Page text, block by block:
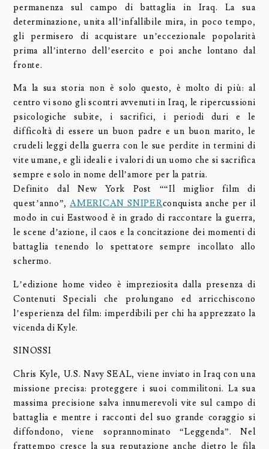
permanenza sul campo di battaglia in Iraq. La sua
determinazione, unita all’infallibile mira, in poco tempo,
gli permisero di acquistare un’eccezionale popolarità
prima all’interno dell’esercito e poi anche lontano dal
fronte.
Ma la sua storia non è solo questo, è molto di più: al
centro vi sono gli scontri avvenuti in Iraq, le ripercussioni
psicologiche subite, i sacrifici, i periodi duri e le
difficoltà di essere un buon padre e un buon marito, le
crudeli leggi della guerra con le sue perdite in termini di
vite umane, e gli ideali e i valori di un uomo che si sacrifica
sempre e solo in nome dell’amore per la patria.
Definito dal New York Post ““Il miglior film di
quest’anno”,AMERICAN SNIPERconquista anche per il
modo in cui Eastwood è in grado di raccontare la guerra,
le scene d’azione, il caos e la concitazione dei momenti di
battaglia tenendo lo spettatore sempre incollato allo
schermo.
L’edizione home video è impreziosita dalla presenza di
Contenuti Speciali che prolungano ed arricchiscono
l’esperienza del film: imperdibili per chi ha apprezzato la
vicenda di Kyle.
SINOSSI
Chris Kyle, U.S. Navy SEAL, viene inviato in Iraq con una
missione precisa: proteggere i suoi commilitoni. La sua
massima precisione salva innumerevoli vite sul campo di
battaglia e mentre i racconti del suo grande coraggio si
diffondono, viene soprannominato “Leggenda”. Nel
frattempo cresce la sua reputazione anche dietro le fila